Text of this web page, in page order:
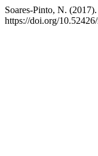
Soares-Pinto, N.
https://doi.org/